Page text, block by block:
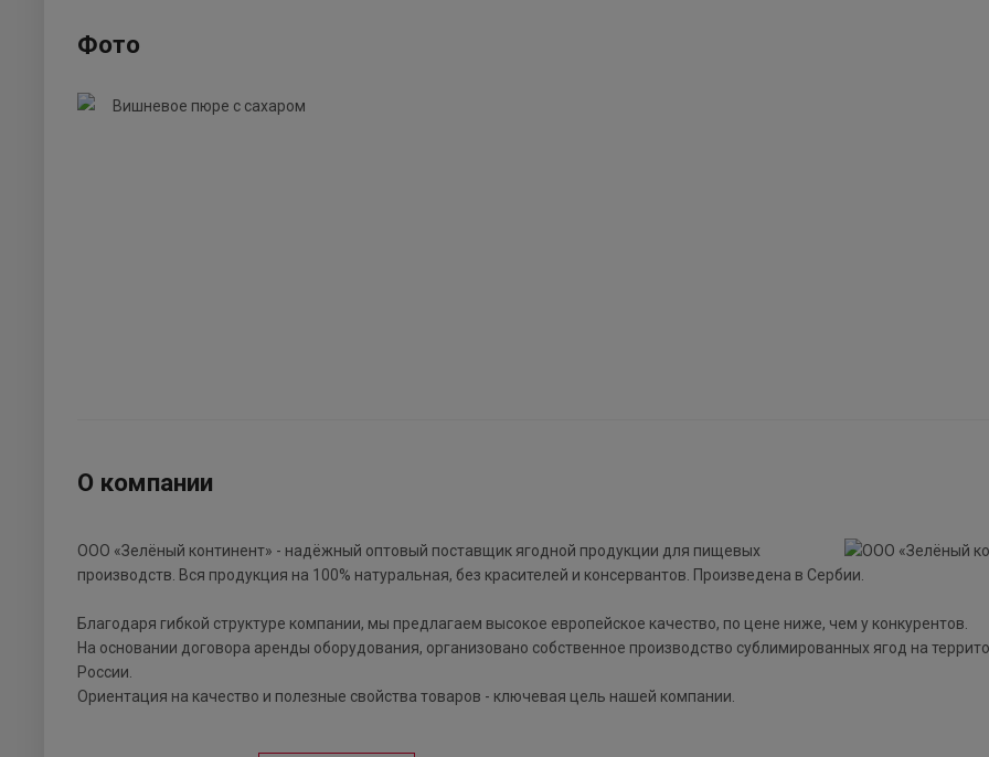
Фото
О компании
ООО «Зелёный континент» - надёжный оптовый поставщик ягодной продукции для пищевых
производств. Вся продукция на 100% натуральная, без красителей и консервантов. Произведена в Сербии.
Благодаря гибкой структуре компании, мы предлагаем высокое европейское качество, по цене ниже, чем у конкурентов.
На основании договора аренды оборудования, организовано собственное производство сублимированных ягод на
России.
Ориентация на качество и полезные свойства товаров - ключевая цель нашей компании.